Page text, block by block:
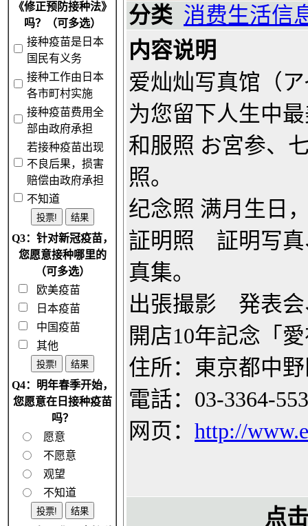
《修正预防接种法》
吗？（可多选）
接种疫苗是日本
国民有义务
接种工作由日本
各市町村实施
接种疫苗费用全
部由政府承担
若接种疫苗出现
不良后果，损害
赔偿由政府承担
不知道
Q3：针对新冠疫苗，
您愿意接种哪里的
（可多选）
欧美疫苗
日本疫苗
中国疫苗
其他
Q4：明年春季开始，
您愿意在日接种疫苗
吗？
愿意
不愿意
观望
不知道
分类 消费生活信
内容说明
爱灿灿写真馆（
为您留下人生中
和服照 お宮参、
照。
纪念照 满月生日
証明照 証明写真
真集。
出張撮影 発表会
開店10年記念「
住所：東京都中
電話：03-3364-
网页： http://
点